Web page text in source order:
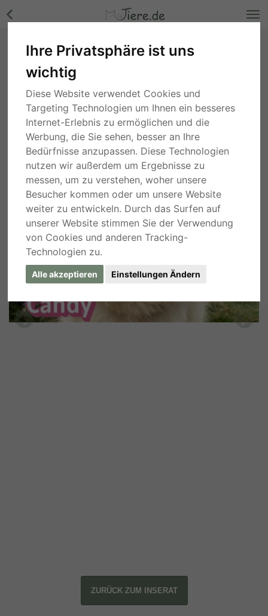
Ihre Privatsphäre ist uns
wichtig
Diese Website verwendet Cookies und
Targeting Technologien um Ihnen ein besseres
Internet-Erlebnis zu ermöglichen und die
Werbung, die Sie sehen, besser an Ihre
Bedürfnisse anzupassen. Diese Technologien
nutzen wir außerdem um Ergebnisse zu
messen, um zu verstehen, woher unsere
Besucher kommen oder um unsere Website
weiter zu entwickeln. Durch das Surfen auf
unserer Website stimmen Sie der Verwendung
von Cookies und anderen Tracking-
Technologien zu.
Alle akzeptieren Einstellungen Ändern
Candy, Mischling - Hündin Bilder
Hessen, vor 3 Monaten
ZURÜCK ZUM INSERAT